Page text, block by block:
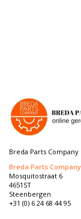
Breda Parts
Breda Parts Company
Mosquitostraat 6
4651ST
Steenbergen
+31 (0) 6 24 68 44 95